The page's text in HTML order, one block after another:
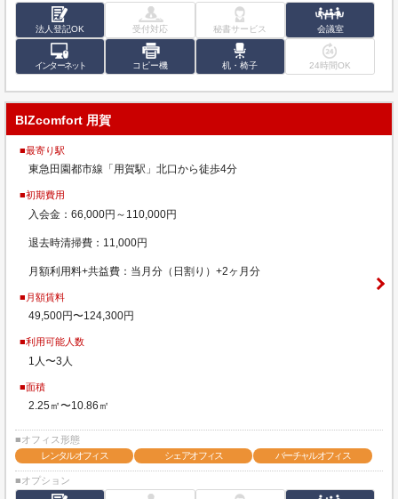
法人登記OK 受付対応 秘書サービス 会議室
インターネット コピー機 机・椅子 24時間OK
BIZcomfort 用賀
■最寄り駅
東急田園都市線「用賀駅」北口から徒歩4分
■初期費用
入会金：66,000円～110,000円
退去時清掃費：11,000円
月額利用料+共益費：当月分（日割り）+2ヶ月分
■月額賃料
49,500円〜124,300円
■利用可能人数
1人〜3人
■面積
2.25㎡〜10.86㎡
■オフィス形態
レンタルオフィス
シェアオフィス バーチャルオフィス
■オプション